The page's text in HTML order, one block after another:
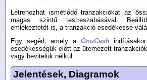
Létrehozhat ismétlődő tranzakciókat az
magas szintű testreszabásával.
emlékeztetőt is, a tranzakció esedékessé
Egy segéd, amely a GnuCash
esedékességük előtt az ütemezett
vagy bevitelük nélkül.
Jelentések, Diagramok